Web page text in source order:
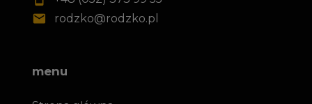
rodzko@rodzko.pl
menu